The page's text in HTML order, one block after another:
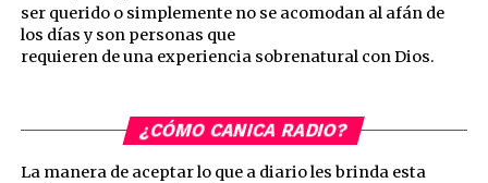
ser querido o simplemente no se acomodan al afán de
los días y son personas que
requieren de una experiencia sobrenatural con Dios.
¿CÓMO CANICA RADIO?
La manera de aceptar lo que a diario les brinda esta